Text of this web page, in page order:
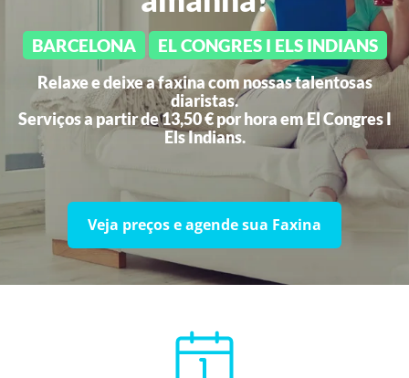
BARCELONA EL CONGRES I ELS INDIANS
Relaxe e deixe a faxina com nossas talentosas
diaristas.
Serviços a partir de 13,50 € por hora emEl Congres I
Els Indians.
Veja preços e agende sua Faxina